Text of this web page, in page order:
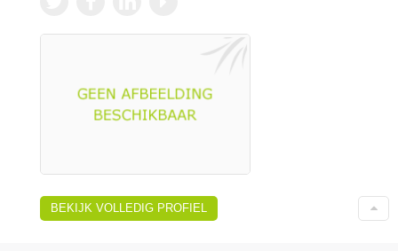
BEKIJK VOLLEDIG PROFIEL